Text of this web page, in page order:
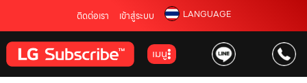
ติดต่อเรา เข้าสู่ระบบ LANGUAGE
เมนู